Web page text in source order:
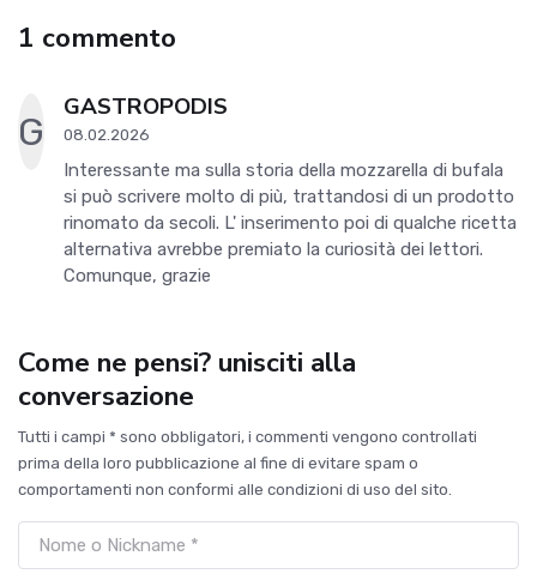
1 commento
G
GASTROPODIS
08.02.2026
Interessante ma sulla storia della mozzarella di bufala
si può scrivere molto di più, trattandosi di un prodotto
rinomato da secoli. L' inserimento poi di qualche ricetta
alternativa avrebbe premiato la curiosità dei lettori.
Comunque, grazie
Come ne pensi? unisciti alla
conversazione
Tutti i campi * sono obbligatori, i commenti vengono controllati
prima della loro pubblicazione al fine di evitare spam o
comportamenti non conformi alle condizioni di uso del sito.